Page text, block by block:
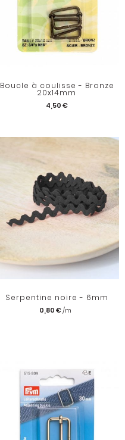
Boucle à coulisse - Bronze
20x14mm
4,50 €
Serpentine noire - 6mm
0,80 €